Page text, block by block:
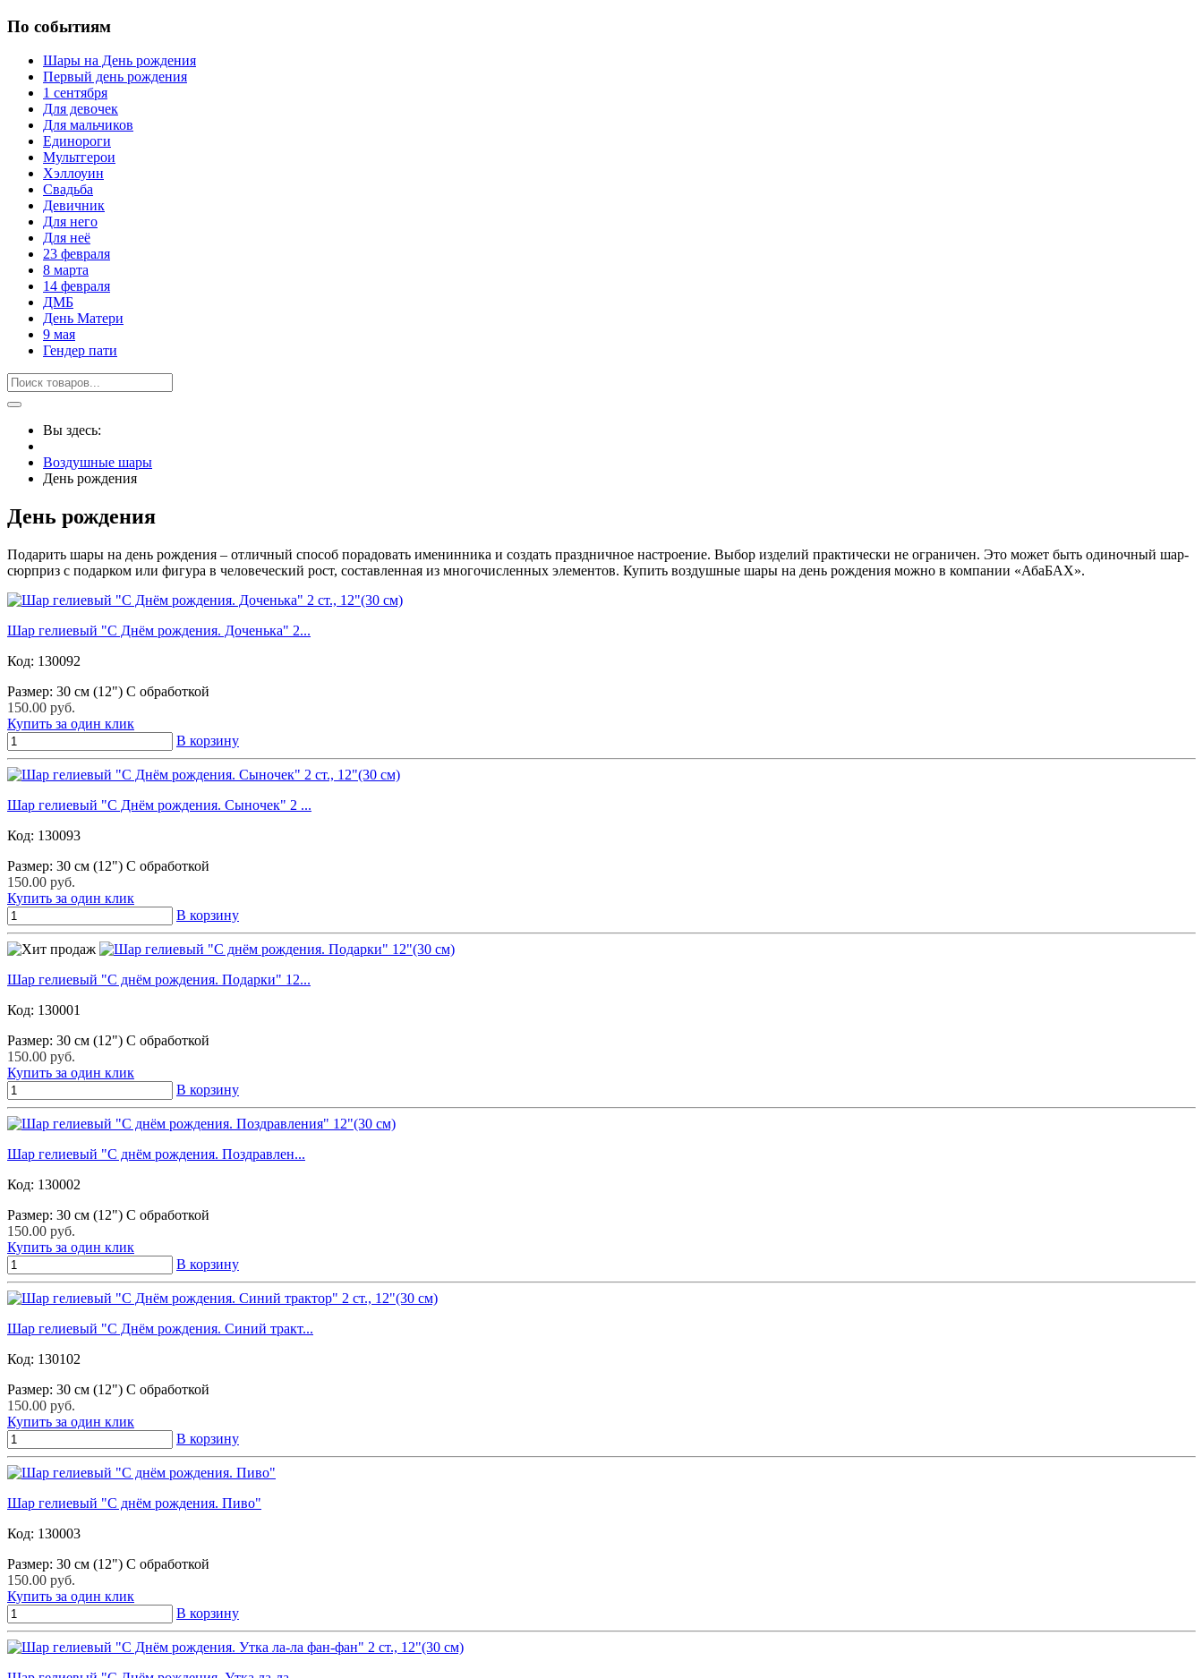
По событиям
Шары на День рождения
Первый день рождения
1 сентября
Для девочек
Для мальчиков
Единороги
Мультгерои
Хэллоуин
Свадьба
Девичник
Для него
Для неё
23 февраля
8 марта
14 февраля
ДМБ
День Матери
9 мая
Гендер пати
Вы здесь:
Воздушные шары
День рождения
День рождения
Подарить шары на день рождения – отличный способ порадовать именинника и создать праздничное настроение. Выбор изделий практически не ограничен. Это может быть одиночный шар-
сюрприз с подарком или фигура в человеческий рост, составленная из многочисленных элементов. Купить воздушные шары на день рождения можно в компании «АбаБАХ».
Шар гелиевый "С Днём рождения. Доченька" 2...
Код: 130092
Размер: 30 см (12") С обработкой
150.00 руб.
Купить за один клик
В корзину
Шар гелиевый "С Днём рождения. Сыночек" 2 ...
Код: 130093
Размер: 30 см (12") С обработкой
150.00 руб.
Купить за один клик
В корзину
Шар гелиевый "С днём рождения. Подарки" 12...
Код: 130001
Размер: 30 см (12") С обработкой
150.00 руб.
Купить за один клик
В корзину
Шар гелиевый "С днём рождения. Поздравлен...
Код: 130002
Размер: 30 см (12") С обработкой
150.00 руб.
Купить за один клик
В корзину
Шар гелиевый "С Днём рождения. Синий тракт...
Код: 130102
Размер: 30 см (12") С обработкой
150.00 руб.
Купить за один клик
В корзину
Шар гелиевый "С днём рождения. Пиво"
Код: 130003
Размер: 30 см (12") С обработкой
150.00 руб.
Купить за один клик
В корзину